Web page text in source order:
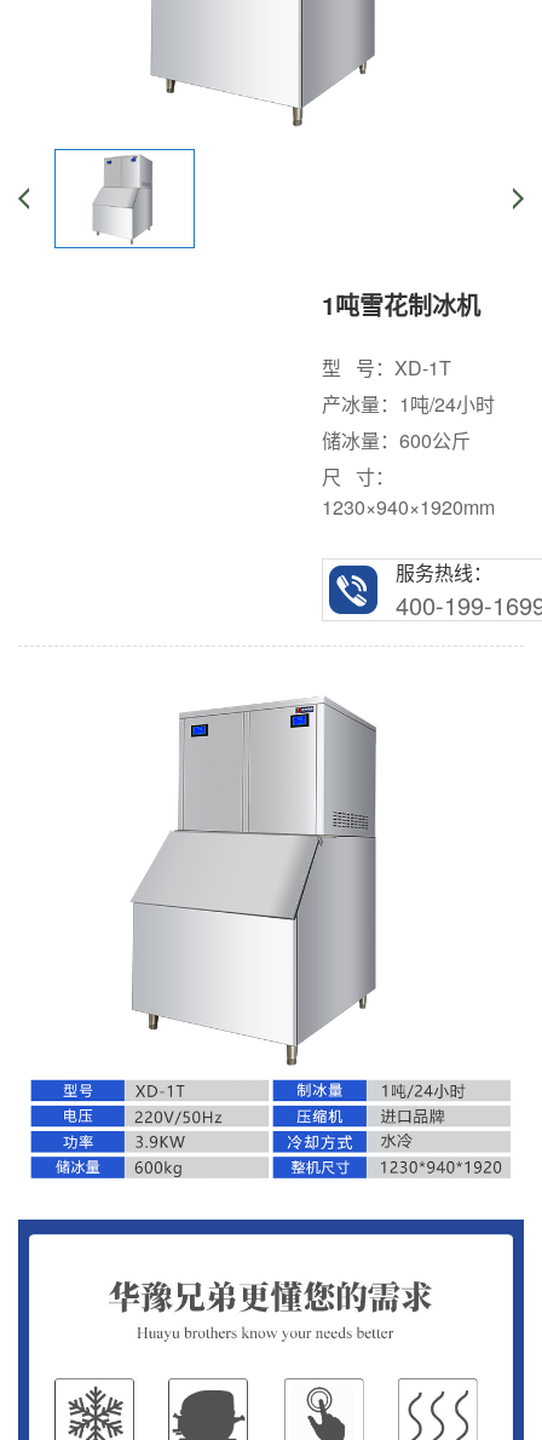
1吨雪花制冰机
型 号：XD-1T
产冰量：1吨/24小时
储冰量：600公斤
尺 寸：
1230×940×1920mm
服务热线：
400-199-